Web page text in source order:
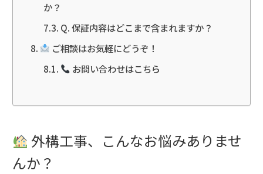
か？
Q. 保証内容はどこまで含まれますか？
ご相談はお気軽にどうぞ！
お問い合わせはこちら
外構工事、こんなお悩みありませ
んか？